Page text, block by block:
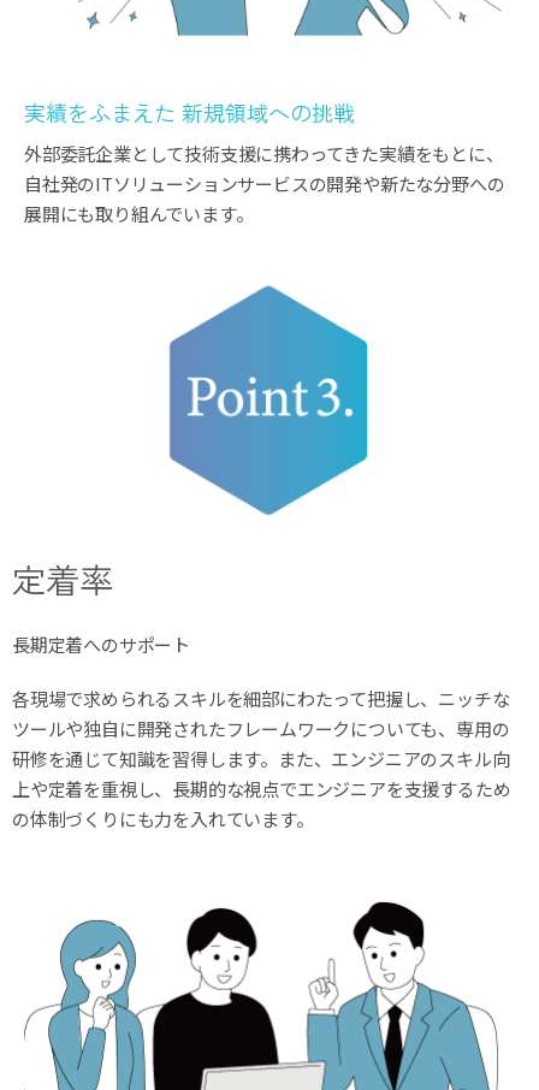
実績をふまえた 新規領域への挑戦
外部委託企業として技術支援に携わってきた実績をもとに、
自社発のITソリューションサービスの開発や新たな分野への
展開にも取り組んでいます。
定着率
長期定着へのサポート
各現場で求められるスキルを細部にわたって把握し、ニッチな
ツールや独自に開発されたフレームワークについても、専用の
研修を通じて知識を習得します。また、エンジニアのスキル向
上や定着を重視し、長期的な視点でエンジニアを支援するため
の体制づくりにも力を入れています。